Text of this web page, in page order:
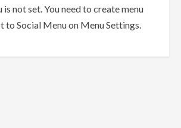
is not set. You need to create menu
to Social Menu on Menu Settings.